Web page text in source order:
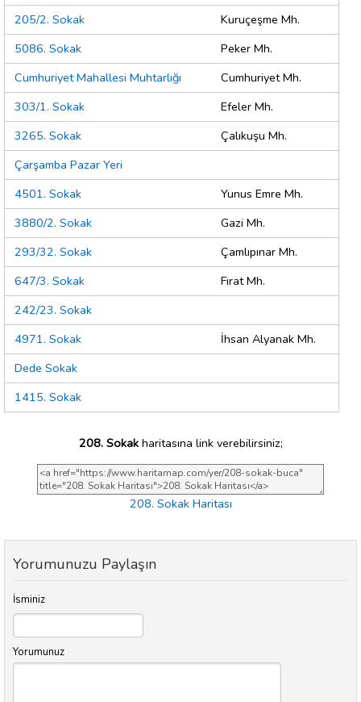
205/2. Sokak
Kuruçeşme Mh.
5086. Sokak
Peker Mh.
Cumhuriyet Mahallesi Muhtarlığı
Cumhuriyet Mh.
303/1. Sokak
Efeler Mh.
3265. Sokak
Çalıkuşu Mh.
Çarşamba Pazar Yeri
4501. Sokak
Yunus Emre Mh.
3880/2. Sokak
Gazi Mh.
293/32. Sokak
Çamlıpınar Mh.
647/3. Sokak
Fırat Mh.
242/23. Sokak
4971. Sokak
İhsan Alyanak Mh.
Dede Sokak
1415. Sokak
208. Sokakharitasına link verebilirsiniz;
208. Sokak Haritası
Yorumunuzu Paylaşın
İsminiz
Yorumunuz